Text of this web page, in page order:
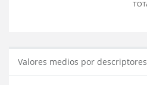
Valores medios por